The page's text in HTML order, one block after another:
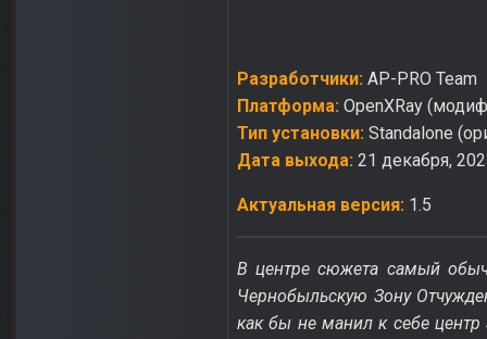
Разработчики: AP-PRO Team
Платформа: OpenXRay
Тип установки: Standalone
Дата выхода: 21 декабря,
Актуальная версия: 1.5
В центре сюжета самый
Чернобыльскую Зону
как бы не манил к себе